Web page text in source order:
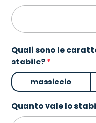
Quali sono le
stabile?
massiccio
Quanto vale lo